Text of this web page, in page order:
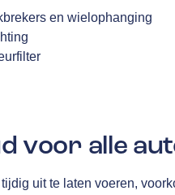
en wielophanging
voor alle
uit te laten voeren,